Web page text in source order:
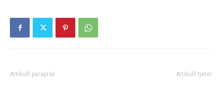
Artikulli paraprak Artikulli tjetër